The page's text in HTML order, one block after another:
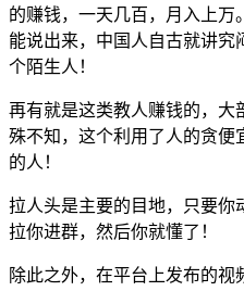
的赚钱，一天几百，月入上万
能说出来，中国人自古就讲
个陌生人！
再有就是这类教人赚钱的，大
殊不知，这个利用了人的贪便
的人！
拉人头是主要的目地，只要你
拉你进群，然后你就懂了！
除此之外，在平台上发布的